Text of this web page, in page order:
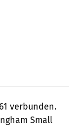
verbunden.
Small